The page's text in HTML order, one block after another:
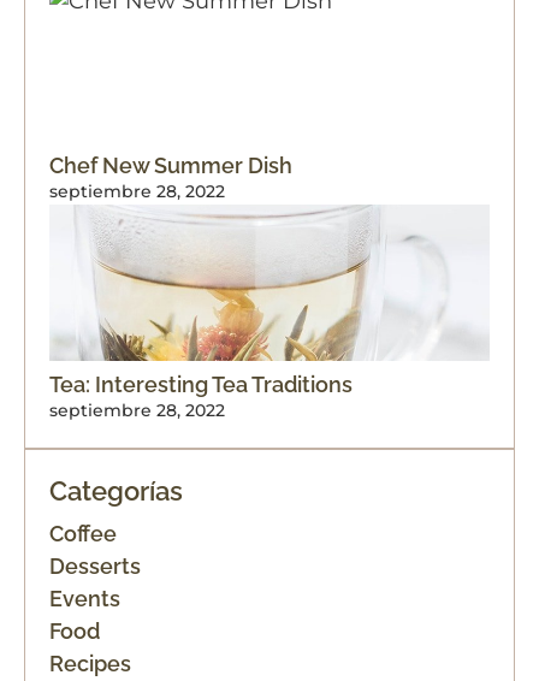
Chef New Summer Dish
septiembre 28, 2022
Tea: Interesting Tea Traditions
septiembre 28, 2022
Categorías
Coffee
Desserts
Events
Food
Recipes